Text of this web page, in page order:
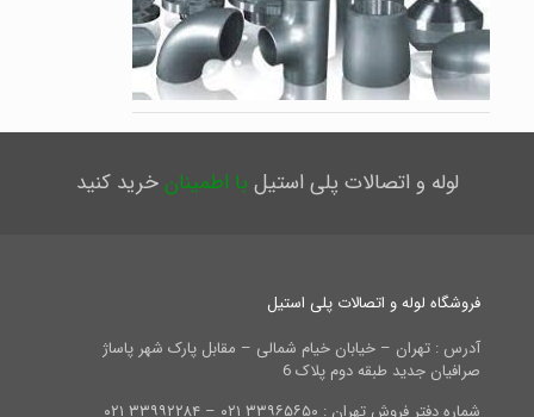
لوله و اتصالات پلی استیل با اطمینانخرید کنید
فروشگاه لوله و اتصالات پلی استیل
آدرس : تهران – خیابان خیام شمالی – مقابل پارک شهر پاساژ
صرافیان جدید طبقه دوم پلاک 6
شماره دفتر فروش تهران : ۳۳۹۶۵۶۵۰ ۰۲۱ – ۳۳۹۹۲۲۸۴ ۰۲۱